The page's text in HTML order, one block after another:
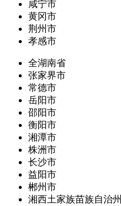
咸宁市
黄冈市
荆州市
孝感市
全湖南省
张家界市
常德市
岳阳市
邵阳市
衡阳市
湘潭市
株洲市
长沙市
益阳市
郴州市
湘西土家族苗族自治州